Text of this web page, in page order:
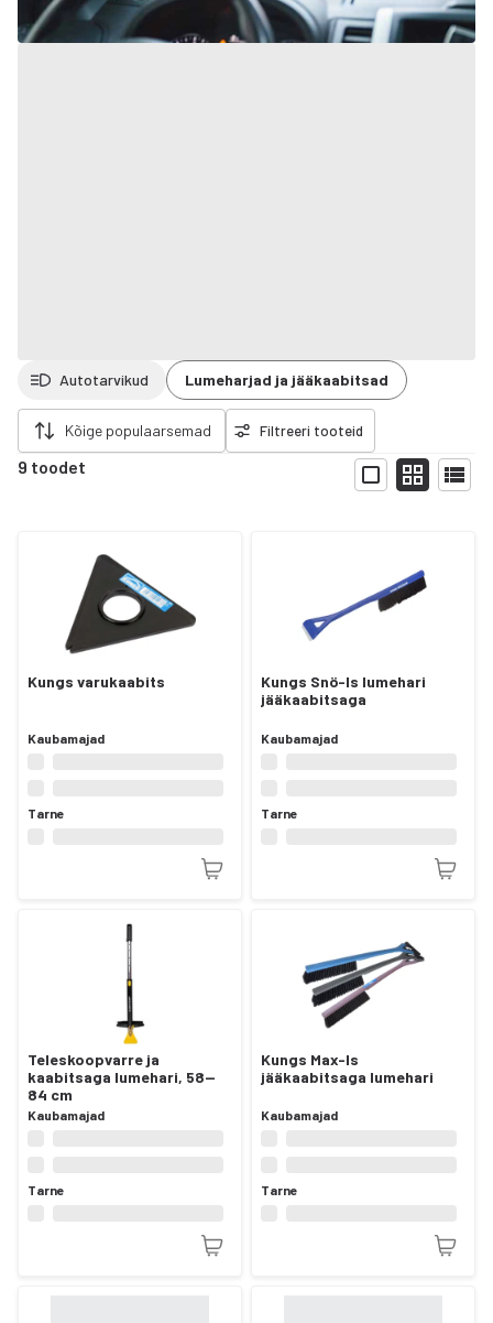
Autotarvikud Lumeharjad ja jääkaabitsad
Kõige populaarsemad Filtreeri tooteid
9 toodet
Näita
filtrid
Kungs varukaabits
Kaubamajad
Tarne
Kungs Snö-Is lumehari
jääkaabitsaga
Kaubamajad
Tarne
Teleskoopvarre ja
kaabitsaga lumehari, 58—
84 cm
Kaubamajad
Tarne
Kungs Max-Is
jääkaabitsaga lumehari
Kaubamajad
Tarne